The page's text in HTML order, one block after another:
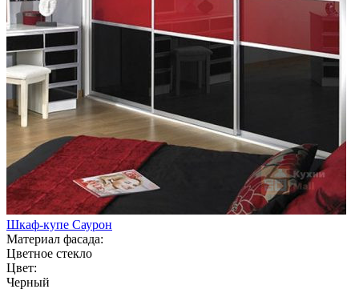
Шкаф-купе Саурон
Материал фасада:
Цветное стекло
Цвет:
Черный